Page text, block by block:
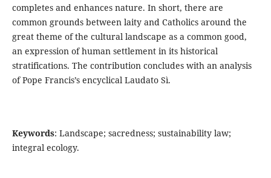
completes and enhances nature. In short, there are
common grounds between laity and Catholics around the
great theme of the cultural landscape as a common good,
an expression of human settlement in its historical
stratifications. The contribution concludes with an analysis
of Pope Francis’s encyclical Laudato Sì.
Keywords: Landscape; sacredness; sustainability law;
integral ecology.